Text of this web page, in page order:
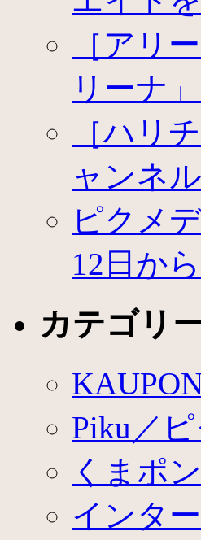
［アリ
リーナ
［ハリ
ャンネ
ピクメ
12日から
カテゴリ
Piku／ピ
くまポン
インタ